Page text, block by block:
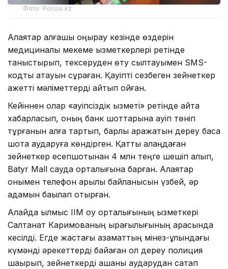
Фото: Polisia.kz
Алаяқтар алғашқы қоңырау кезінде өздерін
медициналық мекеме қызметкерлері ретінде
таныстырып, тексеруден өту сылтауымен SMS-
кодты атауын сұраған. Қауіпті сезбеген зейнеткер
қажетті мәліметтерді айтып қойған.
Кейіннен олар «қауіпсіздік қызметі» ретінде қайта
хабарласып, оның банк шоттарына қауіп төніп
тұрғанын алға тартып, барлық қаражатын дереу басқа
шотқа аударуға көндірген. Қатты алаңдаған
зейнеткер есепшотынан 4 млн теңге шешіп алып,
Batyr Mall сауда орталығына барған. Алаяқтар
онымен телефон арқылы байланысын үзбей, әр
қадамын бақылап отырған.
Алайда қылмыс ІІМ oқу орталығының қызметкері
Салтанат Каримованың қырағылығының арқасында
кесілді. Егде жастағы азаматтың мінез-құлқындағы
күмәнді әрекеттерді байқаған ол дереу полиция
шақырып, зейнеткерді ақшаны аударудан сақтап